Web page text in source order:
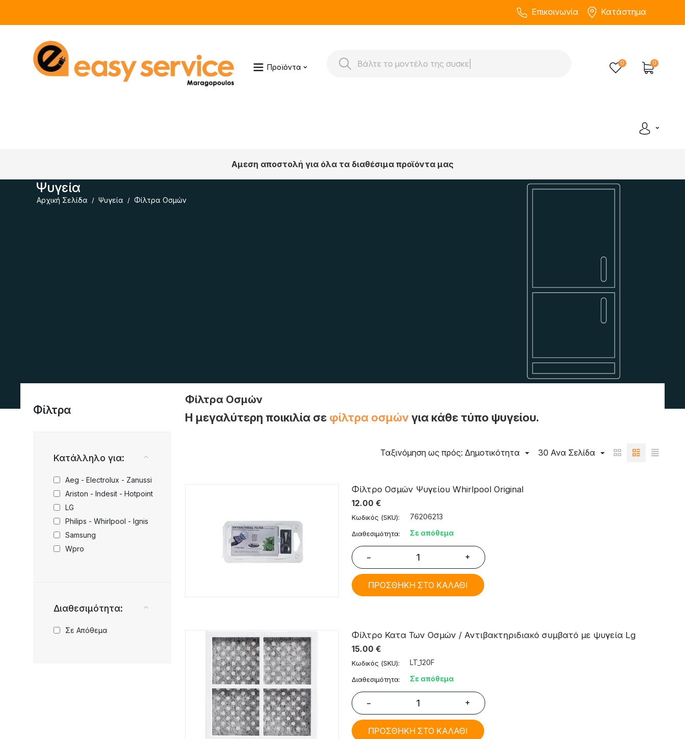
Επικοινωνία Κατάστημα
Προϊόντα 0
0
Αμεση αποστολή για όλα τα διαθέσιμα προϊόντα μας
Αρχική Σελίδα / Ψυγεία / Φίλτρα Οσμών
Ψυγεία
Φίλτρα
Κατάλληλο για:
Aeg - Electrolux - Zanussi
Ariston - Indesit - Hotpoint
LG
Philips - Whirlpool - Ignis
Samsung
Wpro
Διαθεσιμότητα:
Σε Απόθεμα
Φίλτρα Οσμών
Η μεγαλύτερη ποικιλία σε φίλτρα οσμώνγια κάθε τύπο ψυγείου.
Ταξινόμηση ως πρός: Δημοτικότητα 30 Ανα Σελίδα
Φίλτρο Οσμών Ψυγείου Whirlpool Original
12.00 €
Κωδικός (SKU): 76206213
Διαθεσιμότητα: Σε απόθεμα
− +
ΠΡΟΣΘΗΚΗ ΣΤΟ ΚΑΛΑΘΙ
Φίλτρο Κατα Των Οσμών / Αντιβακτηριδιακό συμβατό με ψυγεία Lg
15.00 €
Κωδικός (SKU): LT_120F
Διαθεσιμότητα: Σε απόθεμα
− +
ΠΡΟΣΘΗΚΗ ΣΤΟ ΚΑΛΑΘΙ